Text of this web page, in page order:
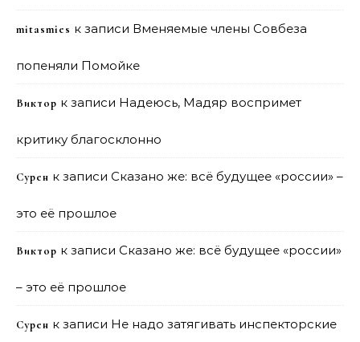
mitasmies к записи Вменяемые члены Совбеза
попеняли Помойке
Виктор к записи Надеюсь, Мадяр воспримет
критику благосклонно
Сурен к записи Сказано же: всё будущее «россии» –
это её прошлое
Виктор к записи Сказано же: всё будущее «россии»
– это её прошлое
Сурен к записи Не надо затягивать инспекторские